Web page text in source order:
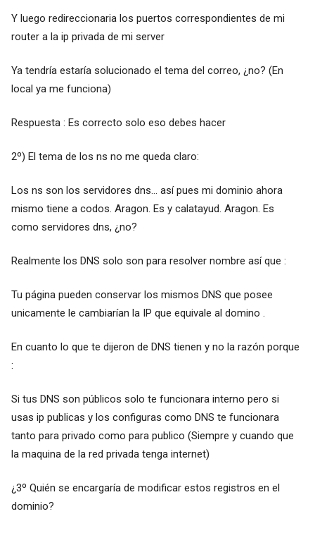
Y luego redireccionaria los puertos correspondientes de mi
router a la ip privada de mi server
Ya tendría estaría solucionado el tema del correo, ¿no? (En
local ya me funciona)
Respuesta : Es correcto solo eso debes hacer
2º) El tema de los ns no me queda claro:
Los ns son los servidores dns... así pues mi dominio ahora
mismo tiene a codos. Aragon. Es y calatayud. Aragon. Es
como servidores dns, ¿no?
Realmente los DNS solo son para resolver nombre así que :
Tu página pueden conservar los mismos DNS que posee
unicamente le cambiarían la IP que equivale al domino .
En cuanto lo que te dijeron de DNS tienen y no la razón porque
:
Si tus DNS son públicos solo te funcionara interno pero si
usas ip publicas y los configuras como DNS te funcionara
tanto para privado como para publico (Siempre y cuando que
la maquina de la red privada tenga internet)
¿3º Quién se encargaría de modificar estos registros en el
dominio?